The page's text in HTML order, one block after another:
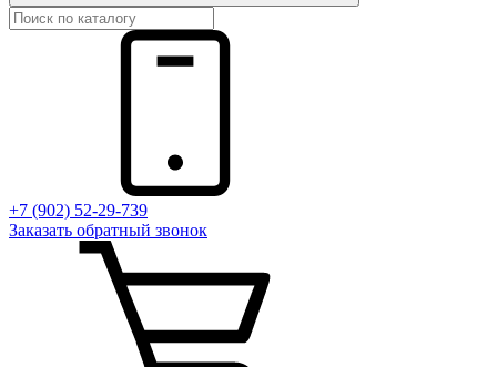
+7 (902) 52-29-739
Заказать обратный звонок